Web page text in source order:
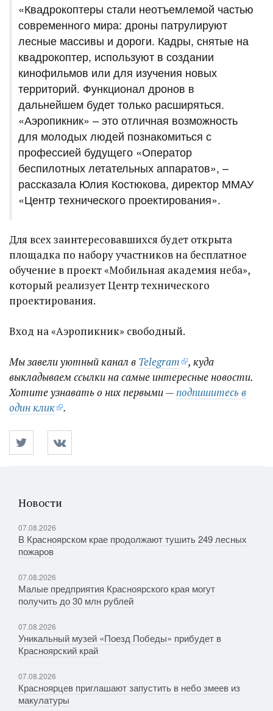
​«Квадрокоптеры стали неотъемлемой частью
современного мира: дроны патрулируют
лесные массивы и дороги. Кадры, снятые на
квадрокоптер, используют в создании
кинофильмов или для изучения новых
территорий. Функционал дронов в
дальнейшем будет только расширяться.
«Аэропикник» – это отличная возможность
для молодых людей познакомиться с
профессией будущего «Оператор
беспилотных летательных аппаратов», –
рассказала Юлия Костюкова, директор ММАУ
«Центр технического проектирования».
Для всех заинтересовавшихся будет открыта
площадка по набору участников на бесплатное
обучение в проект «Мобильная академия неба»,
который реализует Центр технического
проектирования.
Вход на «Аэропикник» свободный.
Мы завели уютный канал в Telegram
, куда
выкладываем ссылки на самые интересные новости.
Хотите узнавать о них первыми —подпишитесь в
один клик
.
Новости
07.08.2026
В Красноярском крае продолжают тушить 249 лесных
пожаров
07.08.2026
Малые предприятия Красноярского края могут
получить до 30 млн рублей
07.08.2026
Уникальный музей «Поезд Победы» прибудет в
Красноярский край
07.08.2026
Красноярцев приглашают запустить в небо змеев из
макулатуры